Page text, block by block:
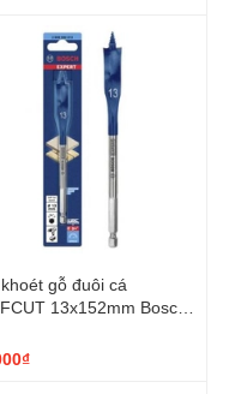
gỗ đuôi cá
13x152mm Bosch